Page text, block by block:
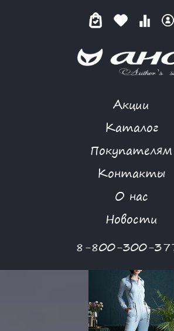
Акции
Каталог
Покупателям
Контакты
О нас
Новости
8-800-300-
КАТАЛОГ